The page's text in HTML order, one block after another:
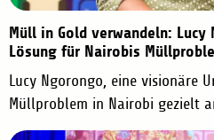
Müll in Gold verwandeln:
Lösung für Nairobis
Lucy Ngorongo, eine visionäre
Müllproblem in Nairobi gezielt